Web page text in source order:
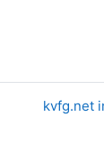
kvfg.net